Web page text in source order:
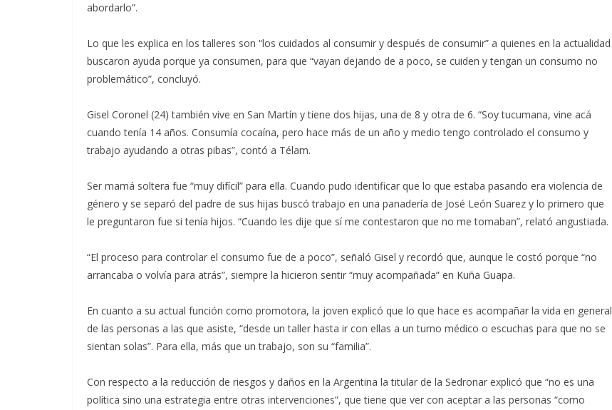
abordarlo”.
Lo que les explica en los talleres son “los cuidados al consumir y después de consumir” a quienes en la actualidad
buscaron ayuda porque ya consumen, para que “vayan dejando de a poco, se cuiden y tengan un consumo no
problemático”, concluyó.
Gisel Coronel (24) también vive en San Martín y tiene dos hijas, una de 8 y otra de 6. “Soy tucumana, vine acá
cuando tenía 14 años. Consumía cocaína, pero hace más de un año y medio tengo controlado el consumo y
trabajo ayudando a otras pibas”, contó a Télam.
Ser mamá soltera fue “muy difícil” para ella. Cuando pudo identificar que lo que estaba pasando era violencia de
género y se separó del padre de sus hijas buscó trabajo en una panadería de José León Suarez y lo primero que
le preguntaron fue si tenía hijos. “Cuando les dije que sí me contestaron que no me tomaban”, relató angustiada.
“El proceso para controlar el consumo fue de a poco”, señaló Gisel y recordó que, aunque le costó porque “no
arrancaba o volvía para atrás”, siempre la hicieron sentir “muy acompañada” en Kuña Guapa.
En cuanto a su actual función como promotora, la joven explicó que lo que hace es acompañar la vida en general
de las personas a las que asiste, “desde un taller hasta ir con ellas a un turno médico o escuchas para que no se
sientan solas”. Para ella, más que un trabajo, son su “familia”.
Con respecto a la reducción de riesgos y daños en la Argentina la titular de la Sedronar explicó que “no es una
política sino una estrategia entre otras intervenciones”, que tiene que ver con aceptar a las personas “como